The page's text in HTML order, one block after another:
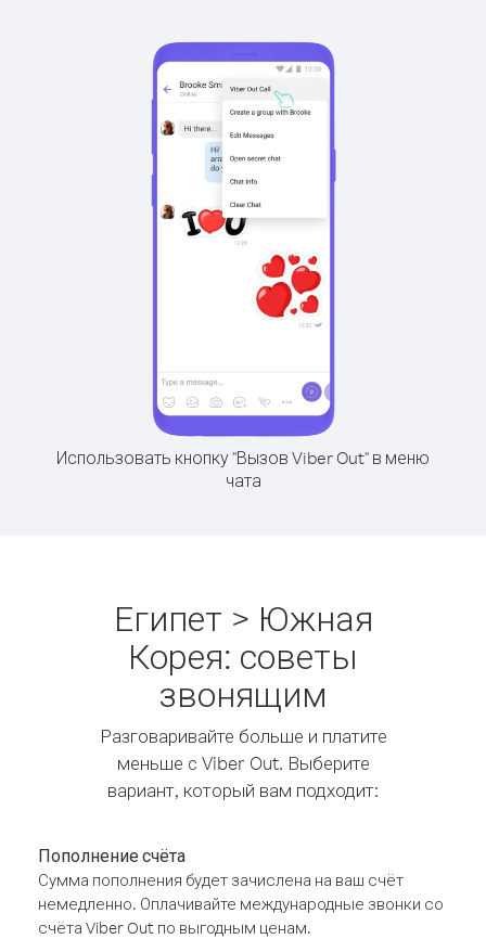
Использовать кнопку "Вызов Viber Out" в меню
чата
Египет > Южная
Корея: советы
звонящим
Разговаривайте больше и платите
меньше с Viber Out. Выберите
вариант, который вам подходит:
Пополнение счёта
Сумма пополнения будет зачислена на ваш счёт
немедленно. Оплачивайте международные звонки со
счёта Viber Out по выгодным ценам.